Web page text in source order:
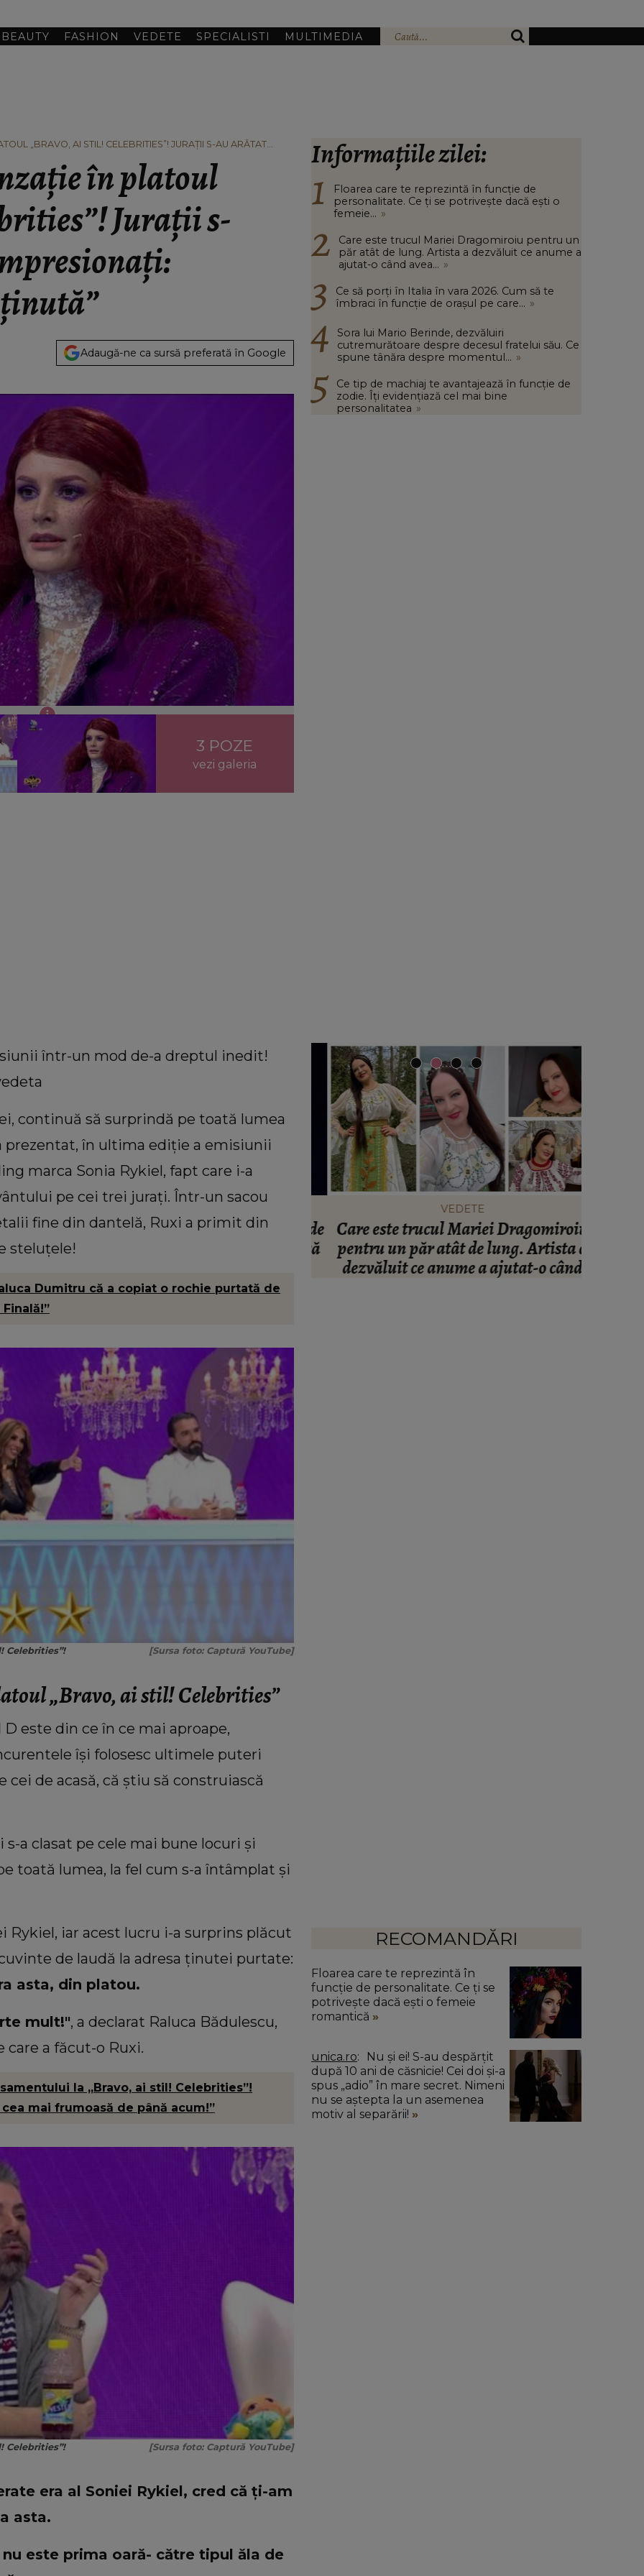
BEAUTY FASHION VEDETE SPECIALISTI MULTIMEDIA
„BRAVO, AI STIL! CELEBRITIES”! JURAȚII S-AU ARĂTAT
în platoul
Jurații s-
Adaugă-ne ca sursă preferată în Google
3 POZE
vezi galeria
Informațiile zilei:
Floarea care te reprezintă în funcție de
personalitate. Ce ți se potrivește dacă ești o
femeie... »
Care este trucul Mariei Dragomiroiu pentru un
păr atât de lung. Artista a dezvăluit ce anume a
ajutat-o când avea... »
Ce să porți în Italia în vara 2026. Cum să te
îmbraci în funcție de orașul pe care... »
Sora lui Mario Berinde, dezvăluiri
cutremurătoare despre decesul fratelui său. Ce
spune tânăra despre momentul... »
Ce tip de machiaj te avantajează în funcție de
zodie. Îți evidențiază cel mai bine
personalitatea »
într-un mod de-a dreptul inedit!
continuă să surprindă pe toată lumea
prezentat, în ultima ediție a emisiunii
marca Sonia Rykiel, fapt care i-a
pe cei trei jurați. Într-un sacou
fine din dantelă, Ruxi a primit din
steluțele!
Dumitru că a copiat o rochie purtată de
Celebrities”! [Sursa foto: Captură YouTube]
„Bravo, ai stil! Celebrities”
este din ce în ce mai aproape,
își folosesc ultimele puteri
de acasă, că știu să construiască
a clasat pe cele mai bune locuri și
toată lumea, la fel cum s-a întâmplat și
Rykiel, iar acest lucru i-a surprins plăcut
de laudă la adresa ținutei purtate:
asta, din platou.
mult!", a declarat Raluca Bădulescu,
a făcut-o Ruxi.
la „Bravo, ai stil! Celebrities”!
mai frumoasă de până acum!”
Celebrities”! [Sursa foto: Captură YouTube]
era al Soniei Rykiel, cred că ți-am
asta.
este prima oară- către tipul ăla de
LIFESTYLE
Floarea care te reprezintă în funcție de
personalitate. Ce ți se potrivește dacă
VEDETE
Care este trucul Mariei Dragomiroiu
pentru un păr atât de lung. Artista a
dezvăluit ce anume a ajutat-o când
RECOMANDĂRI
Floarea care te reprezintă în
funcție de personalitate. Ce ți se
potrivește dacă ești o femeie
romantică
unica.ro
după 10 ani de căsnicie! Cei doi și-a
spus „adio” în mare secret. Nimeni
nu se aștepta la un asemenea
motiv al separării!